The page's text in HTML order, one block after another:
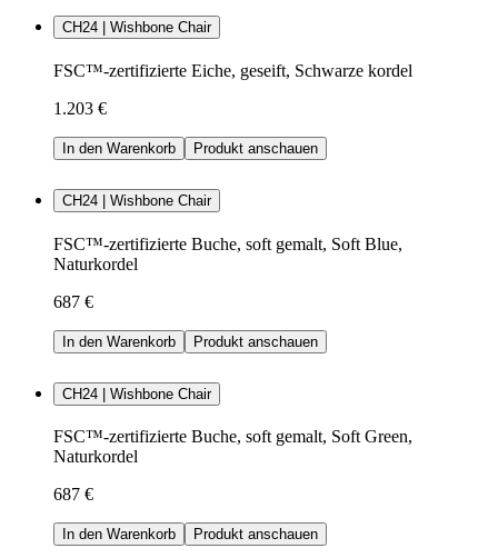
CH24 | Wishbone Chair
FSC™-zertifizierte Eiche, geseift, Schwarze kordel
1.203 €
In den Warenkorb Produkt anschauen
CH24 | Wishbone Chair
FSC™-zertifizierte Buche, soft gemalt, Soft Blue,
Naturkordel
687 €
In den Warenkorb Produkt anschauen
CH24 | Wishbone Chair
FSC™-zertifizierte Buche, soft gemalt, Soft Green,
Naturkordel
687 €
In den Warenkorb Produkt anschauen